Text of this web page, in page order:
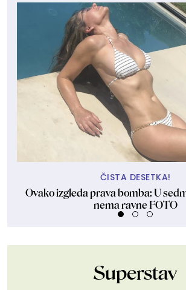
ČISTA DESETKA!
Ovako izgleda prava bomba: U
nema ravne FOTO
Superstav